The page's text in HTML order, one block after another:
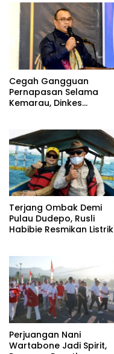
Cegah Gangguan
Pernapasan Selama
Kemarau, Dinkes
Masker
Terjang Ombak Demi
Pulau Dudepo, Rusli
Habibie Resmikan Listrik
Perjuangan Nani
Wartabone Jadi Spirit,